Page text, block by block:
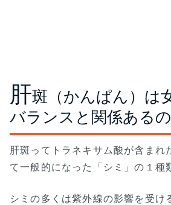
肝斑（かんぱん）は
バランスと関係あるの
肝斑ってトラネキサム酸が含まれ
て一般的になった「シミ」の１種
シミの多くは紫外線の影響を受け